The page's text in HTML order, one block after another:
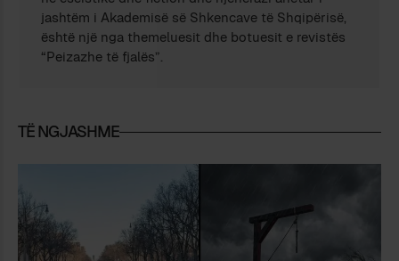
jashtëm i Akademisë së Shkencave të Shqipërisë,
është një nga themeluesit dhe botuesit e revistës
“Peizazhe të fjalës”.
TË NGJASHME